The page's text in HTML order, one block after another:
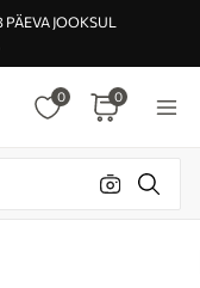
JOOKSUL
0 0